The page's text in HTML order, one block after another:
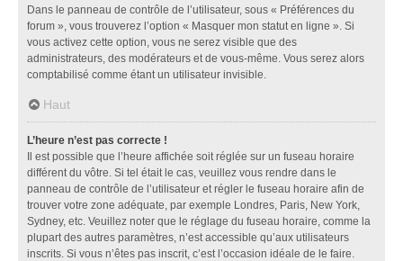
Dans le panneau de contrôle de l’utilisateur, sous « Préférences du
forum », vous trouverez l’option « Masquer mon statut en ligne ». Si
vous activez cette option, vous ne serez visible que des
administrateurs, des modérateurs et de vous-même. Vous serez alors
comptabilisé comme étant un utilisateur invisible.
Haut
L’heure n’est pas correcte !
Il est possible que l’heure affichée soit réglée sur un fuseau horaire
différent du vôtre. Si tel était le cas, veuillez vous rendre dans le
panneau de contrôle de l’utilisateur et régler le fuseau horaire afin de
trouver votre zone adéquate, par exemple Londres, Paris, New York,
Sydney, etc. Veuillez noter que le réglage du fuseau horaire, comme la
plupart des autres paramètres, n’est accessible qu’aux utilisateurs
inscrits. Si vous n’êtes pas inscrit, c’est l’occasion idéale de le faire.